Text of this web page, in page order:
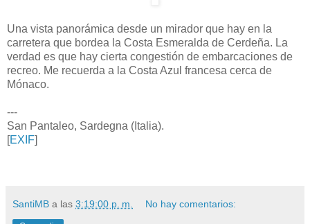
Una vista panorámica desde un mirador que hay en la
carretera que bordea la Costa Esmeralda de Cerdeña. La
verdad es que hay cierta congestión de embarcaciones de
recreo. Me recuerda a la Costa Azul francesa cerca de
Mónaco.
---
San Pantaleo, Sardegna (Italia).
[EXIF]
SantiMB a las 3:19:00 p. m. No hay comentarios: